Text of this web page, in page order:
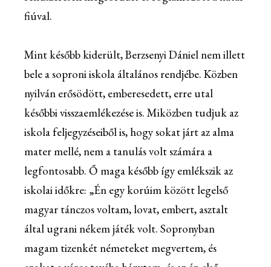
fiúval.
Mint később kiderült, Berzsenyi Dániel nem illett
bele a soproni iskola általános rendjébe. Közben
nyilván erősödött, emberesedett, erre utal
későbbi visszaemlékezése is. Miközben tudjuk az
iskola feljegyzéseiből is, hogy sokat járt az alma
mater mellé, nem a tanulás volt számára a
legfontosabb. Ő maga később így emlékszik az
iskolai időkre: „Én egy korúim között legelső
magyar tánczos voltam, lovat, embert, asztalt
által ugrani nékem játék volt. Sopronyban
magam tizenkét németeket megvertem, és